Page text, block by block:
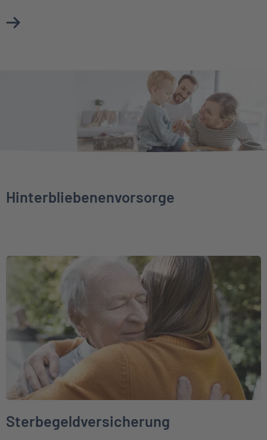
Mehr über Unfallversicherung erfahren
Hinterbliebenenvorsorge
Weiter zu Sterbegeldversicherung
Sterbegeldversicherung